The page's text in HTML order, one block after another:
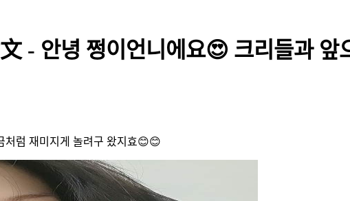
안녕 쩡이언니에요😍 크리들과 앞
처럼 재미지게 놀려구 왔지효😊😊